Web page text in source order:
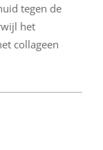
tegen de
het
collageen